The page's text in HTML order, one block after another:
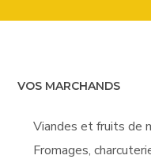
VOS MARCHANDS
Viandes et fruits de
Fromages,